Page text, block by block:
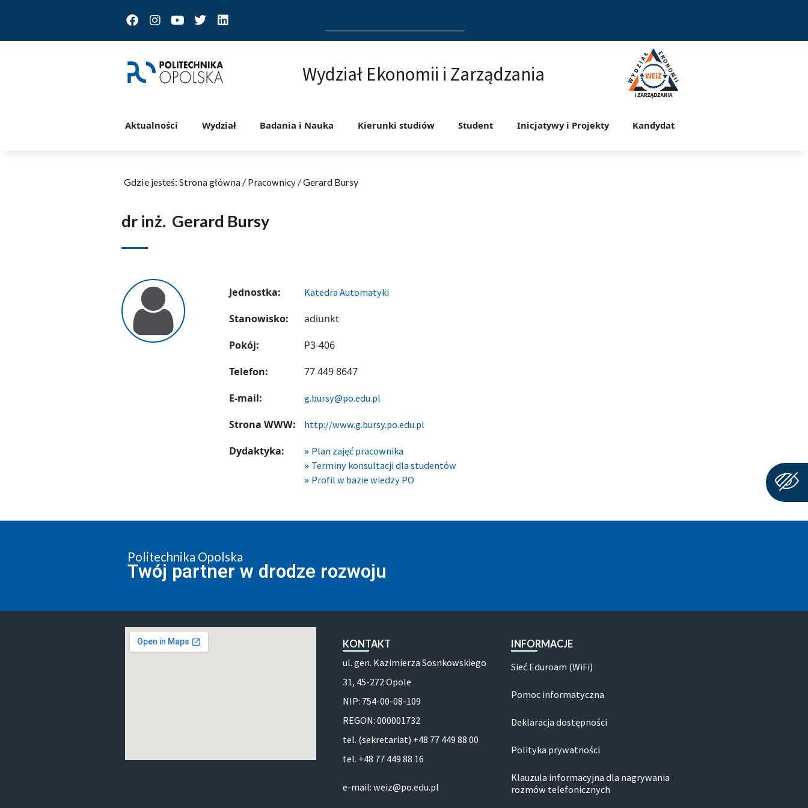
FacebookInstagram
Youtube
TwitterLinkedin
for:
Wydział Ekonomii i Zarządzania
Aktualności Wydział Badania i Nauka Kierunki studiów Student Inicjatywy i Projekty Kandydat
Gdzie jesteś: Strona główna / Pracownicy/Gerard Bursy
dr inż. Gerard Bursy
Jednostka: Katedra Automatyki
Stanowisko:
adiunkt
Pokój:
P3-406
Telefon:
77 449 8647
E-mail:
g.bursy@po.edu.pl
Strona WWW: http://www.g.bursy.po.edu.pl
Dydaktyka:
Plan zajęć pracownika
Terminy konsultacji dla studentów
Profil w bazie wiedzy PO
Politechnika Opolska
Twój partner w drodze rozwoju
KONTAKT
ul. gen. Kazimierza Sosnkowskiego
31, 45-272 Opole
NIP: 754-00-08-109
REGON: 000001732
tel. (sekretariat) +48 77 449 88 00
tel. +48 77 449 88 16
e-mail: weiz@po.edu.pl
INFORMACJE
Sieć Eduroam (WiFi)
Pomoc informatyczna
Deklaracja dostępności
Polityka prywatności
Klauzula informacyjna dla nagrywania
rozmów telefonicznych